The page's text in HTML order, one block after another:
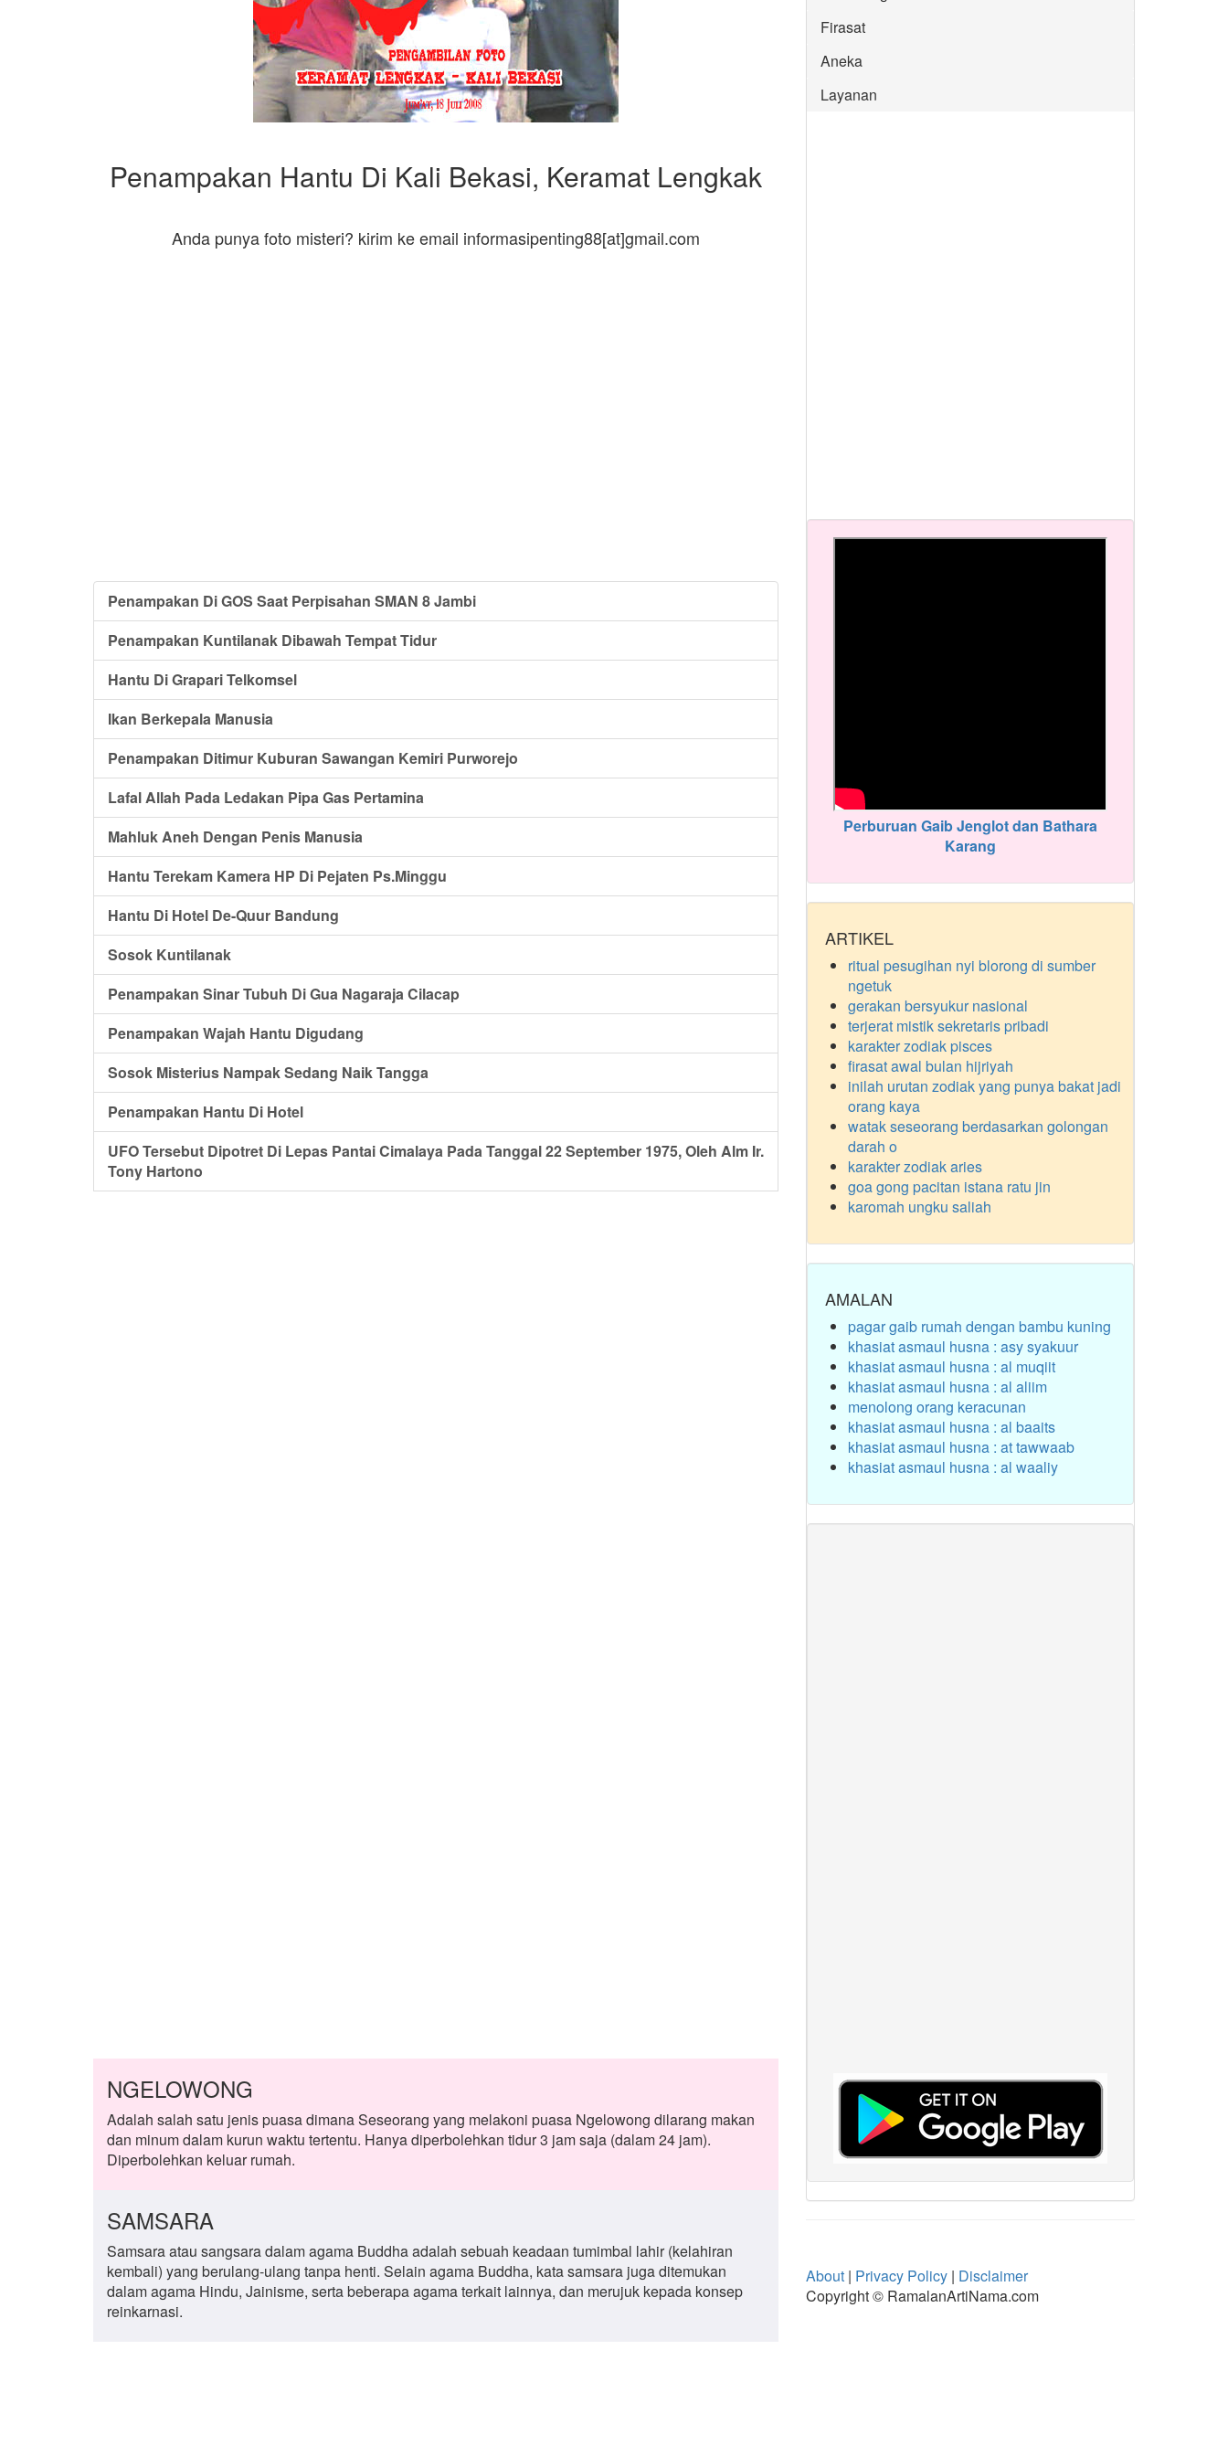
Penampakan Hantu Di Kali Bekasi, Keramat Lengkak
Anda punya foto misteri? kirim ke email informasipenting88[at]gmail.com
Penampakan Di GOS Saat Perpisahan SMAN 8 Jambi
Penampakan Kuntilanak Dibawah Tempat Tidur
Hantu Di Grapari Telkomsel
Ikan Berkepala Manusia
Penampakan Ditimur Kuburan Sawangan Kemiri Purworejo
Lafal Allah Pada Ledakan Pipa Gas Pertamina
Mahluk Aneh Dengan Penis Manusia
Hantu Terekam Kamera HP Di Pejaten Ps.Minggu
Hantu Di Hotel De-Quur Bandung
Sosok Kuntilanak
Penampakan Sinar Tubuh Di Gua Nagaraja Cilacap
Penampakan Wajah Hantu Digudang
Sosok Misterius Nampak Sedang Naik Tangga
Penampakan Hantu Di Hotel
UFO Tersebut Dipotret Di Lepas Pantai Cimalaya Pada Tanggal 22 September 1975, Oleh Alm Ir.
Tony Hartono
NGELOWONG
Adalah salah satu jenis puasa dimana Seseorang yang melakoni puasa Ngelowong dilarang makan
dan minum dalam kurun waktu tertentu. Hanya diperbolehkan tidur 3 jam saja (dalam 24 jam).
Diperbolehkan keluar rumah.
SAMSARA
Samsara atau sangsara dalam agama Buddha adalah sebuah keadaan tumimbal lahir (kelahiran
kembali) yang berulang-ulang tanpa henti. Selain agama Buddha, kata samsara juga ditemukan
dalam agama Hindu, Jainisme, serta beberapa agama terkait lainnya, dan merujuk kepada konsep
reinkarnasi.
Firasat
Aneka
Layanan
Perburuan Gaib Jenglot dan Bathara
Karang
ARTIKEL
ritual pesugihan nyi blorong di sumber
ngetuk
gerakan bersyukur nasional
terjerat mistik sekretaris pribadi
karakter zodiak pisces
firasat awal bulan hijriyah
inilah urutan zodiak yang punya bakat jadi
orang kaya
watak seseorang berdasarkan golongan
darah o
karakter zodiak aries
goa gong pacitan istana ratu jin
karomah ungku saliah
AMALAN
pagar gaib rumah dengan bambu kuning
khasiat asmaul husna : asy syakuur
khasiat asmaul husna : al muqiit
khasiat asmaul husna : al aliim
menolong orang keracunan
khasiat asmaul husna : al baaits
khasiat asmaul husna : at tawwaab
khasiat asmaul husna : al waaliy
About | Privacy Policy | Disclaimer
Copyright © RamalanArtiNama.com